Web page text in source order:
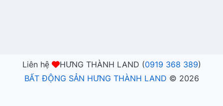
Liên hệ HƯNG THÀNH LAND (0919 368 389)
BẤT ĐỘNG SẢN HƯNG THÀNH LAND © 2026